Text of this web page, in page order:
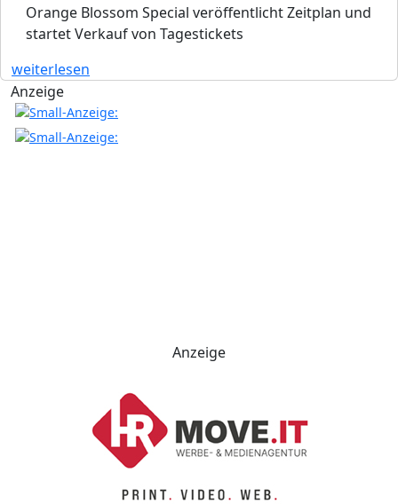
Orange Blossom Special veröffentlicht Zeitplan und
startet Verkauf von Tagestickets
weiterlesen
Anzeige
Anzeige